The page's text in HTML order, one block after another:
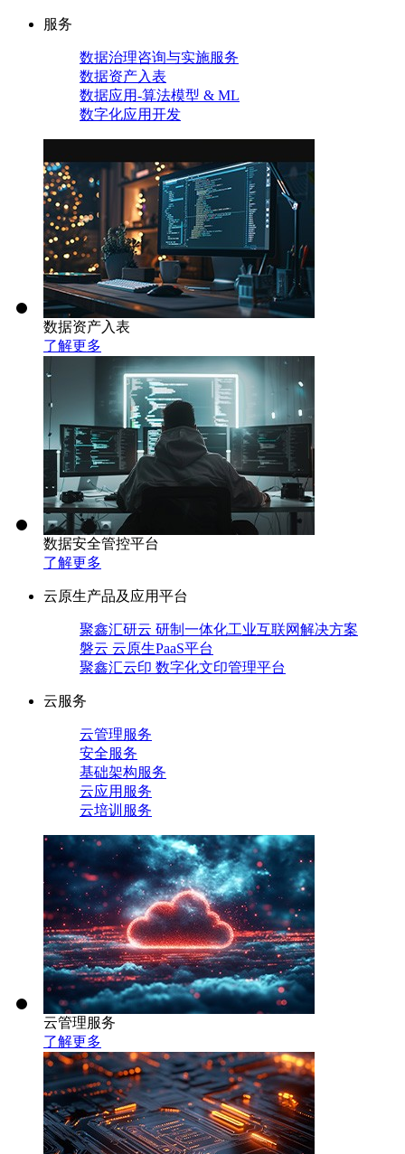
服务
数据治理咨询与实施服务
数据资产入表
数据应用-算法模型 & ML
数字化应用开发
数据资产入表
了解更多
数据安全管控平台
了解更多
云原生产品及应用平台
聚鑫汇研云 研制一体化工业互联网解决方案
磐云 云原生PaaS平台
聚鑫汇云印 数字化文印管理平台
云服务
云管理服务
安全服务
基础架构服务
云应用服务
云培训服务
云管理服务
了解更多